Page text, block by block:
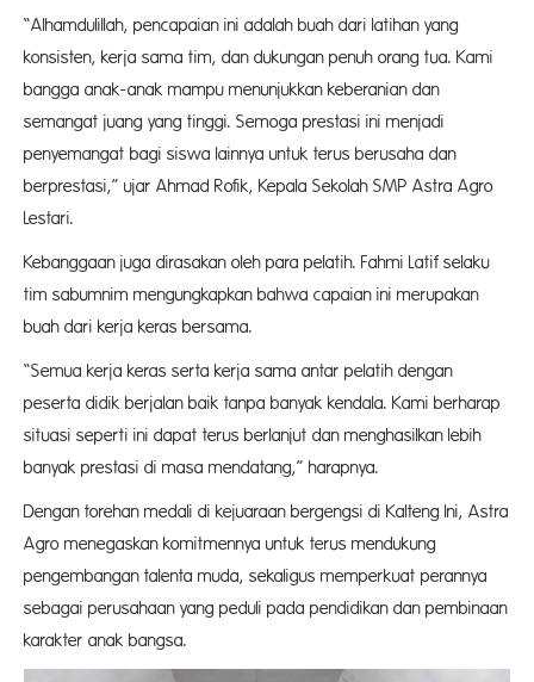
“Alhamdulillah, pencapaian ini adalah buah dari latihan yang
konsisten, kerja sama tim, dan dukungan penuh orang tua. Kami
bangga anak-anak mampu menunjukkan keberanian dan
semangat juang yang tinggi. Semoga prestasi ini menjadi
penyemangat bagi siswa lainnya untuk terus berusaha dan
berprestasi,” ujar Ahmad Rofik, Kepala Sekolah SMP Astra Agro
Lestari.
Kebanggaan juga dirasakan oleh para pelatih. Fahmi Latif selaku
tim sabumnim mengungkapkan bahwa capaian ini merupakan
buah dari kerja keras bersama.
“Semua kerja keras serta kerja sama antar pelatih dengan
peserta didik berjalan baik tanpa banyak kendala. Kami berharap
situasi seperti ini dapat terus berlanjut dan menghasilkan lebih
banyak prestasi di masa mendatang,” harapnya.
Dengan torehan medali di kejuaraan bergengsi di Kalteng Ini, Astra
Agro menegaskan komitmennya untuk terus mendukung
pengembangan talenta muda, sekaligus memperkuat perannya
sebagai perusahaan yang peduli pada pendidikan dan pembinaan
karakter anak bangsa.